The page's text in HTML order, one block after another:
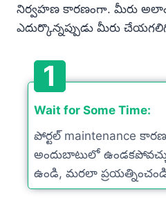
నిర్వహణ కారణంగా. మీరు
ఎదుర్కొన్నప్పుడు మీరు
1
Wait for Some Time:
పోర్టల్ maintenance
అందుబాటులో
ఉండి, మరలా